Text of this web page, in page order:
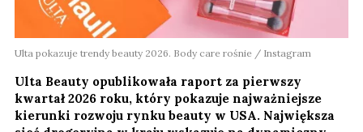
Ulta pokazuje trendy beauty 2026. Body care rośnie / Instagram
Ulta Beauty opublikowała raport za pierwszy
kwartał 2026 roku, który pokazuje najważniejsze
kierunki rozwoju rynku beauty w USA. Największa